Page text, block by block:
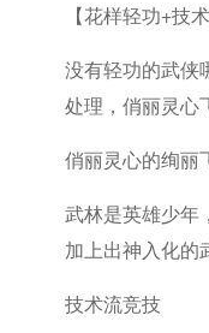
【花样轻功+技
没有轻功的武侠
处理，俏丽灵心
俏丽灵心的绚丽
武林是英雄少年
加上出神入化的
技术流竞技